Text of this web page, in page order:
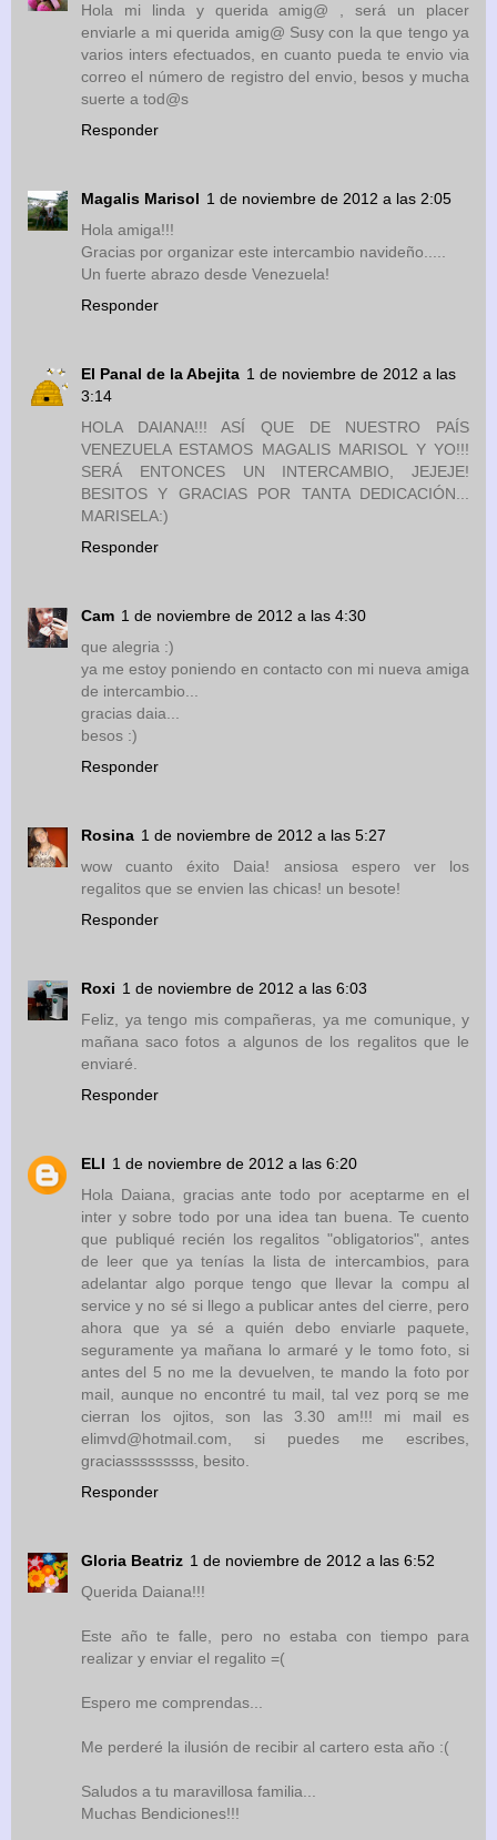
Hola mi linda y querida amig@ , será un placer
enviarle a mi querida amig@ Susy con la que tengo ya
varios inters efectuados, en cuanto pueda te envio via
correo el número de registro del envio, besos y mucha
suerte a tod@s
Responder
Magalis Marisol 1 de noviembre de 2012 a las 2:05
Hola amiga!!!
Gracias por organizar este intercambio navideño.....
Un fuerte abrazo desde Venezuela!
Responder
El Panal de la Abejita 1 de noviembre de 2012 a las
3:14
HOLA DAIANA!!! ASÍ QUE DE NUESTRO PAÍS
VENEZUELA ESTAMOS MAGALIS MARISOL Y YO!!!
SERÁ ENTONCES UN INTERCAMBIO, JEJEJE!
BESITOS Y GRACIAS POR TANTA DEDICACIÓN...
MARISELA:)
Responder
Cam 1 de noviembre de 2012 a las 4:30
que alegria :)
ya me estoy poniendo en contacto con mi nueva amiga
de intercambio...
gracias daia...
besos :)
Responder
Rosina 1 de noviembre de 2012 a las 5:27
wow cuanto éxito Daia! ansiosa espero ver los
regalitos que se envien las chicas! un besote!
Responder
Roxi 1 de noviembre de 2012 a las 6:03
Feliz, ya tengo mis compañeras, ya me comunique, y
mañana saco fotos a algunos de los regalitos que le
enviaré.
Responder
ELI 1 de noviembre de 2012 a las 6:20
Hola Daiana, gracias ante todo por aceptarme en el
inter y sobre todo por una idea tan buena. Te cuento
que publiqué recién los regalitos "obligatorios", antes
de leer que ya tenías la lista de intercambios, para
adelantar algo porque tengo que llevar la compu al
service y no sé si llego a publicar antes del cierre, pero
ahora que ya sé a quién debo enviarle paquete,
seguramente ya mañana lo armaré y le tomo foto, si
antes del 5 no me la devuelven, te mando la foto por
mail, aunque no encontré tu mail, tal vez porq se me
cierran los ojitos, son las 3.30 am!!! mi mail es
elimvd@hotmail.com, si puedes me escribes,
graciasssssssss, besito.
Responder
Gloria Beatriz 1 de noviembre de 2012 a las 6:52
Querida Daiana!!!
Este año te falle, pero no estaba con tiempo para
realizar y enviar el regalito =(
Espero me comprendas...
Me perderé la ilusión de recibir al cartero esta año :(
Saludos a tu maravillosa familia...
Muchas Bendiciones!!!